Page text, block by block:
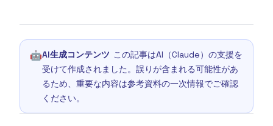
🤖AI生成コンテンツ この記事はAI（Claude）の支援を
受けて作成されました。誤りが含まれる可能性があ
るため、重要な内容は参考資料の一次情報でご確認
ください。